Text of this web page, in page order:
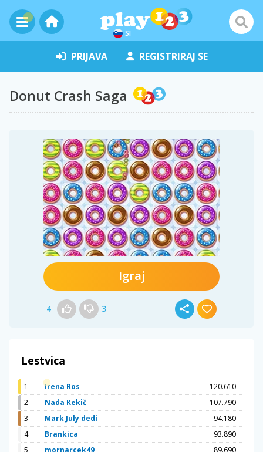
SI
PRIJAVA REGISTRIRAJ SE
Donut Crash Saga
Igraj
4 3
Lestvica
1 Irena Ros
120.610
2
Nada Kekič
107.790
3
Mark July dedi
94.180
4
Brankica
93.890
5
mornarcek49
89.690